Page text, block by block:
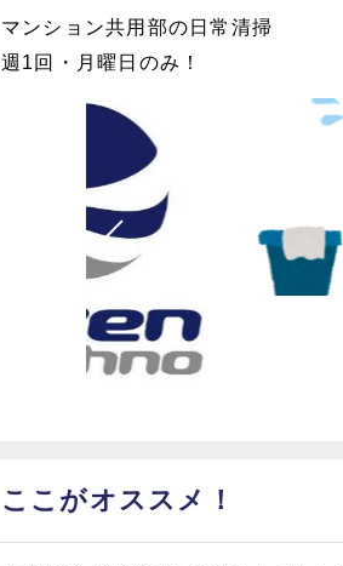
マンション共用部の日常清掃
週1回・月曜日のみ！
ここがオススメ！